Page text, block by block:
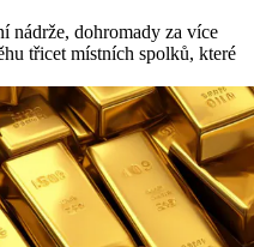
nádrže, dohromady za více
třicet místních spolků, které